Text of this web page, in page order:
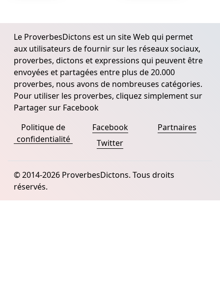
Le ProverbesDictons est un site Web qui permet
aux utilisateurs de fournir sur les réseaux sociaux,
proverbes, dictons et expressions qui peuvent être
envoyées et partagées entre plus de 20.000
proverbes, nous avons de nombreuses catégories.
Pour utiliser les proverbes, cliquez simplement sur
Partager sur Facebook
Politique de
confidentialité
Facebook
Twitter
Partnaires
© 2014-2026 ProverbesDictons. Tous droits
réservés.